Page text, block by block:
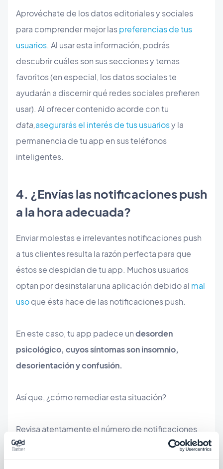
Aprovéchate de los datos editoriales y sociales
para comprender mejor laspreferencias de tus
usuarios. Al usar esta información, podrás
descubrir cuáles son sus secciones y temas
favoritos (en especial, los datos sociales te
ayudarán a discernir qué redes sociales prefieren
usar). Al ofrecer contenido acorde con tu
data,asegurarás el interés de tus usuariosy la
permanencia de tu app en sus teléfonos
inteligentes.
4. ¿Envías las notificaciones push
a la hora adecuada?
Enviar molestas e irrelevantes notificaciones push
a tus clientes resulta la razón perfecta para que
éstos se despidan de tu app. Muchos usuarios
optan por desinstalar una aplicación debido al mal
usoque ésta hace de las notificaciones push.
En este caso, tu app padece undesorden
psicológico, cuyos síntomas son insomnio,
desorientación y confusión.
Así que, ¿cómo remediar esta situación?
Revisa atentamente el número de notificaciones
que envías a tus usuarios.
De tres a cinco a la